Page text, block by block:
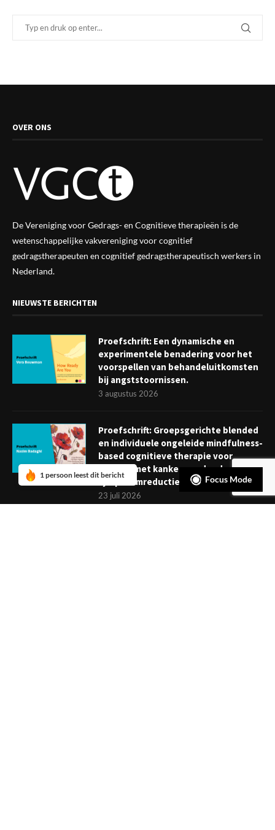
OVER ONS
De Vereniging voor Gedrags- en Cognitieve therapieën is de
wetenschappelijke vakverenigingvoor cognitief
gedragstherapeuten en cognitief gedragstherapeutisch werkers in
Nederland.
NIEUWSTE BERICHTEN
Proefschrift: Een dynamische en
experimentele benadering voor het
voorspellen van behandeluitkomsten
bij angststoornissen.
3 augustus 2026
Proefschrift: Groepsgerichte blended
en individuele ongeleide mindfulness-
based cognitieve therapie voor
mensen met kanker: verder dan
symptoomreductie
23 juli 2026
Focus Mode
1 persoon leest dit bericht